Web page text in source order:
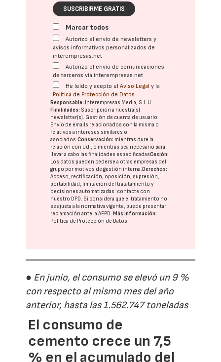
SUSCRIBIRME GRATIS
Marcar todos
Autorizo el envío de newsletters y
avisos informativos personalizados de
interempresas.net
Autorizo el envío de comunicaciones
de terceros vía interempresas.net
He leído y acepto elAviso Legal y la
Política de Protección de Datos
Responsable: Interempresas Media, S.L.U.
Finalidades: Suscripción a nuestra(s)
newsletter(s). Gestión de cuenta de usuario.
Envío de emails relacionados con la misma o
relativos a intereses similares o
asociados.Conservación: mientras dure la
relación con Ud., o mientras sea necesario para
llevar a cabo las finalidades especificadasCesión:
Los datos pueden cederse a otras empresas del
grupo por motivos de gestión interna. Derechos:
Acceso, rectificación, oposición, supresión,
portabilidad, limitación del tratatamiento y
decisiones automatizadas: contacte con
nuestro DPD. Si considera que el tratamiento no
se ajusta a la normativa vigente, puede presentar
reclamación ante laAEPD. Más información:
Política de Protección de Datos
● En junio, el consumo se elevó un 9 %
con respecto al mismo mes del año
anterior, hasta las 1.562.747 toneladas
El consumo de
cemento crece un 7,5
% en el acumulado del